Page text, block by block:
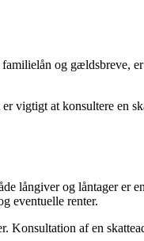
og gældsbreve,
at konsultere en
långiver og låntager er
eventuelle renter.
af en